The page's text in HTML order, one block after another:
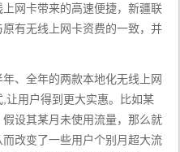
网卡带来的高速便捷，新疆联
有无线上网卡资费的一致，并
、全年的两款本地化无线上网
让用户得到更大实惠。比如某
设其某月未使用流量，那么就
改变了一些用户个别月超大流